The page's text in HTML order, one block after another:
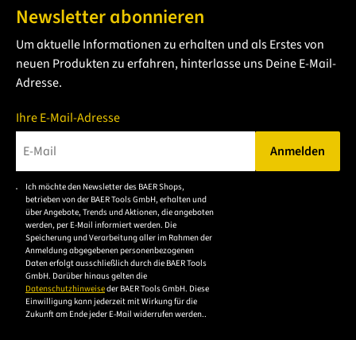
Newsletter abonnieren
Um aktuelle Informationen zu erhalten und als Erstes von
neuen Produkten zu erfahren, hinterlasse uns Deine E-Mail-
Adresse.
Ihre E-Mail-Adresse
Bitte geben Sie eine gültige E-Mail-Adresse ein.
Anmelden
Ich möchte den Newsletter des BAER Shops,
betrieben von der BAER Tools GmbH, erhalten und
über Angebote, Trends und Aktionen, die angeboten
werden, per E-Mail informiert werden. Die
Speicherung und Verarbeitung aller im Rahmen der
Anmeldung abgegebenen personenbezogenen
Daten erfolgt ausschließlich durch die BAER Tools
GmbH. Darüber hinaus gelten die
Datenschutzhinweiseder BAER Tools GmbH. Diese
Einwilligung kann jederzeit mit Wirkung für die
Zukunft am Ende jeder E-Mail widerrufen werden..